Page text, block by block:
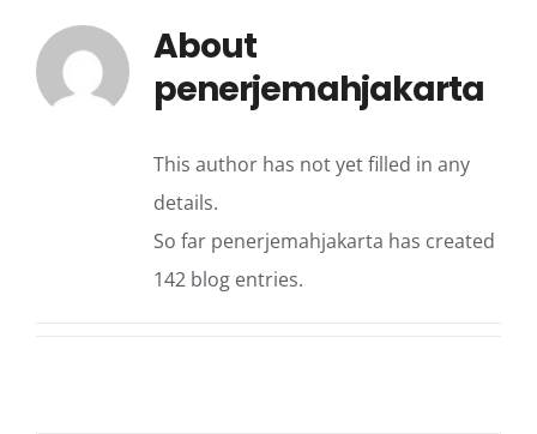
About
penerjemahjakarta
This author has not yet filled in any
details.
So far penerjemahjakarta has created
142 blog entries.